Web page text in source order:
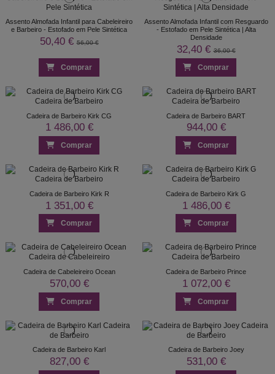
Assento Almofada Infantil para Cabeleireiro
e Barbeiro - Estofado em Pele Sintética
50,40 €56,00 €
Comprar
Assento Almofada Infantil com Resguardo
- Estofado em Pele Sintética | Alta
Densidade
32,40 €36,00 €
Comprar
Cadeira de Barbeiro Kirk CG
1 486,00 €
Comprar
Cadeira de Barbeiro BART
944,00 €
Comprar
Cadeira de Barbeiro Kirk R
1 351,00 €
Comprar
Cadeira de Barbeiro Kirk G
1 486,00 €
Comprar
Cadeira de Cabeleireiro Ocean
570,00 €
Comprar
Cadeira de Barbeiro Prince
1 072,00 €
Comprar
Cadeira de Barbeiro Karl
827,00 €
Cadeira de Barbeiro Joey
531,00 €